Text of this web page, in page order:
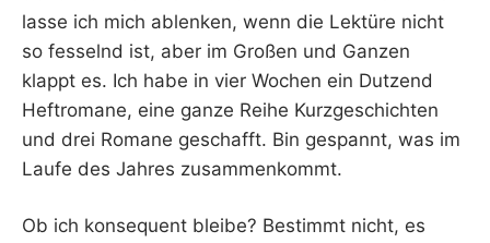
lasse ich mich ablenken, wenn die Lektüre nicht
so fesselnd ist, aber im Großen und Ganzen
klappt es. Ich habe in vier Wochen ein Dutzend
Heftromane, eine ganze Reihe Kurzgeschichten
und drei Romane geschafft. Bin gespannt, was im
Laufe des Jahres zusammenkommt.
Ob ich konsequent bleibe? Bestimmt nicht, es